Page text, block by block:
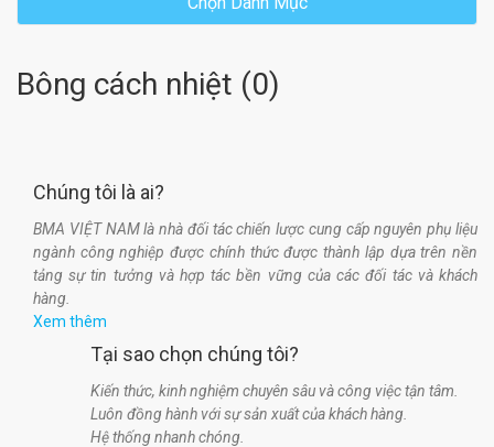
Bông cách nhiệt (0)
Chúng tôi là ai?
BMA VIỆT NAM là nhà đối tác chiến lược cung cấp nguyên phụ liệu
ngành công nghiệp được chính thức được thành lập dựa trên nền
tảng sự tin tưởng và hợp tác bền vững của các đối tác và khách
hàng.
Xem thêm
Tại sao chọn chúng tôi?
Kiến thức, kinh nghiệm chuyên sâu và công việc tận tâm.
Luôn đồng hành với sự sản xuất của khách hàng.
Hệ thống nhanh chóng.